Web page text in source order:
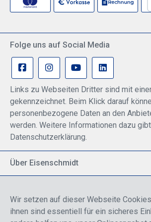
Gewichtsverteilung Gewicht ca. 370 g
Headset faltbar für Platz sparende
ComPriority für sichere
Front Row Center (FRC) bietet beste
Verschleiß und Fehlbehandlung! Diese Version ist:
Lightspeed Zulu 3 mit Kontrollbox,
Folge uns auf Social Media
Links zu Webseiten Dritter sind mit
gekennzeichnet. Beim Klick darauf
personenbezogene Daten an den
werden. Weitere Informationen dazu
Datenschutzerklärung.
Über Eisenschmidt
Breite Palette von
Fokus auf Pilotenausbildung
Wir setzen auf dieser Webseite
ihnen sind essentiell für ein sicheres